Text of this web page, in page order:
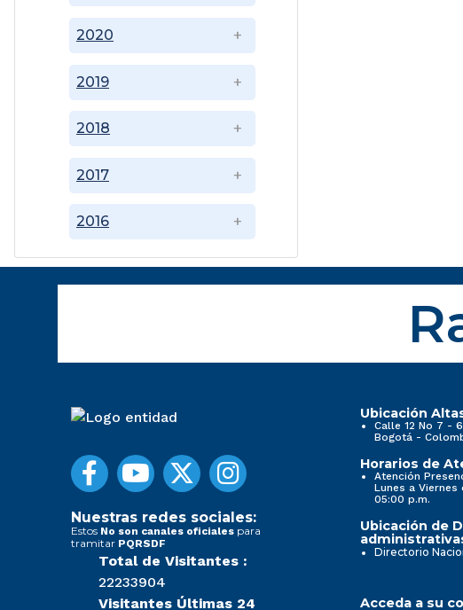
2016
2017
2018
2019
2020
Nuestras redes sociales:
Estos No son canales oficiales para
tramitar PQRSDF
Total de Visitantes :
22233904
Visitantes Últimas 24
Ubicación
Calle 12 No 7 -
Bogotá -
Horarios de
Atención
Lunes a Viernes
05:00 p.m.
Ubicación de
Directorio
Acceda a su